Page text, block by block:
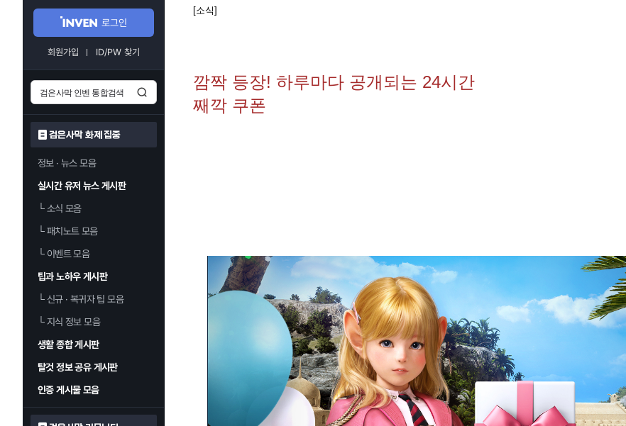
로그인
회원가입 ID/PW 찾기
검은사막 화제 집중
정보 · 뉴스 모음
실시간 유저 뉴스 게시판
└소식 모음
└패치노트 모음
└이벤트 모음
팁과 노하우 게시판
└신규 · 복귀자 팁 모음
└지식 정보 모음
생활 종합 게시판
탈것 정보 공유 게시판
인증 게시물 모음
[소식]
깜짝 등장! 하루마다 공개되는 24시간
째깍 쿠폰